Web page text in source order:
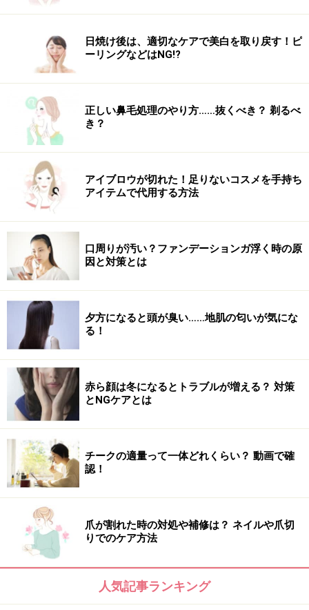
日焼け後は、適切なケアで美白を取り戻す！ピ
ーリングなどはNG!?
正しい鼻毛処理のやり方……抜くべき？ 剃るべ
き？
アイブロウが切れた！足りないコスメを手持ち
アイテムで代用する方法
口周りが汚い？ファンデーションガ浮く時の原
因と対策とは
夕方になると頭が臭い……地肌の匂いが気にな
る！
赤ら顔は冬になるとトラブルが増える？ 対策
とNGケアとは
チークの適量って一体どれくらい？ 動画で確
認！
爪が割れた時の対処や補修は？ ネイルや爪切
りでのケア方法
人気記事ランキング